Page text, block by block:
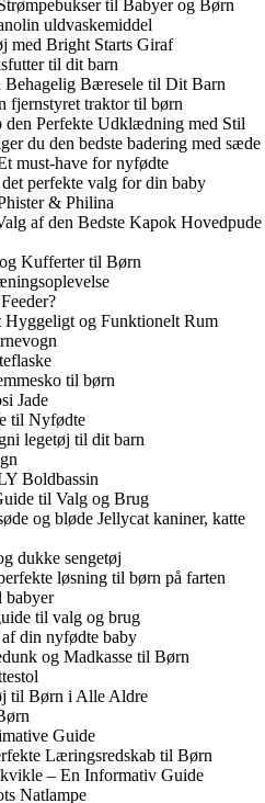
til Babyer og Børn
uldvaskemiddel
med Bright Starts Giraf
til dit barn
Bæresele til Dit Barn
fjernstyret traktor til børn
Perfekte Udklædning med Stil
du den bedste badering med sæde
must-have for nyfødte
perfekte valg for din baby
& Philina
af den Bedste Kapok Hovedpude
Kufferter til Børn
og Funktionelt Rum
til børn
Jade
til Nyfødte
legetøj til dit barn
Boldbassin
til Valg og Brug
og bløde Jellycat kaniner, katte
dukke sengetøj
løsning til børn på farten
babyer
til valg og brug
din nyfødte baby
og Madkasse til Børn
til Børn i Alle Aldre
Guide
Læringsredskab til Børn
– En Informativ Guide
Natlampe